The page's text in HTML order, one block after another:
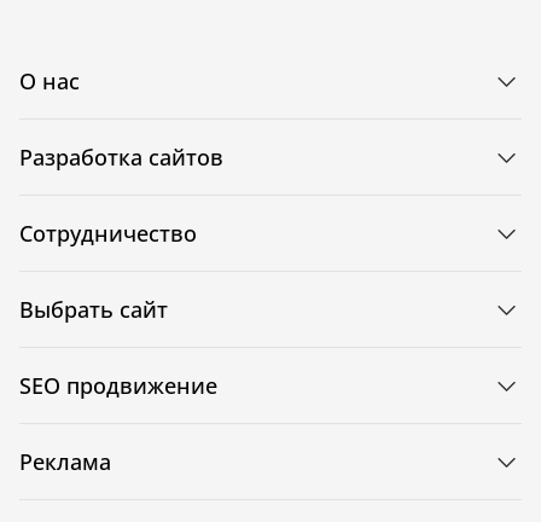
О нас
Разработка сайтов
Сотрудничество
Выбрать сайт
SEO продвижение
Реклама